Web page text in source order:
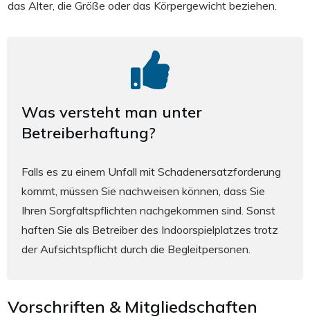
das Alter, die Größe oder das Körpergewicht beziehen.
Was versteht man unter
Betreiberhaftung?
Falls es zu einem Unfall mit Schadenersatzforderung
kommt, müssen Sie nachweisen können, dass Sie
Ihren Sorgfaltspflichten nachgekommen sind. Sonst
haften Sie als Betreiber des Indoorspielplatzes trotz
der Aufsichtspflicht durch die Begleitpersonen.
Vorschriften & Mitgliedschaften